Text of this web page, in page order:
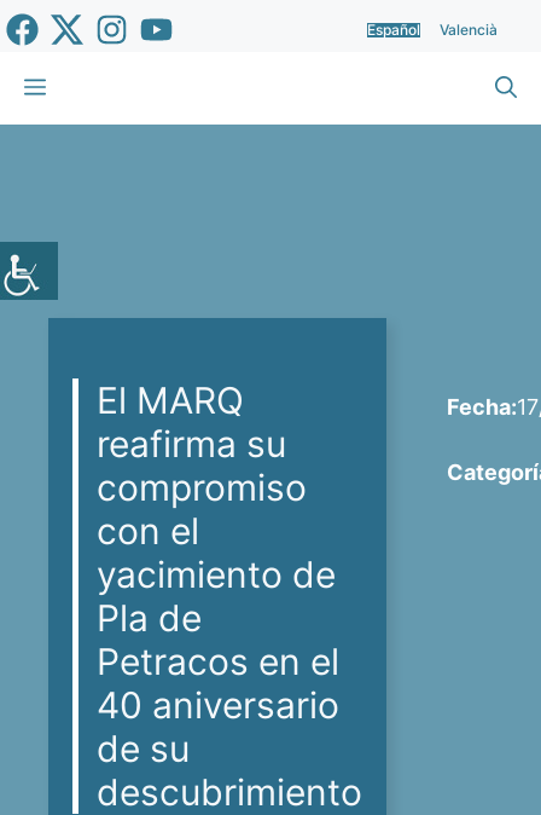
Saltar
al
contenido
Español Valencià
Menú
El MARQ
reafirma su
compromiso
con el
yacimiento de
Pla de
Petracos en el
40 aniversario
de su
descubrimiento
Fecha: